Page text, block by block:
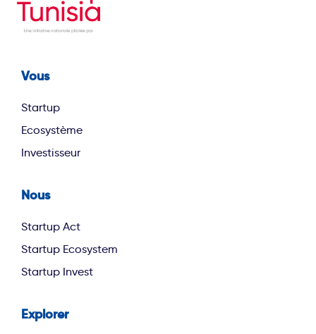
Footer first
Vous
Startup
Ecosystème
Investisseur
footer second
Nous
Startup Act
Startup Ecosystem
Startup Invest
footer third
Explorer